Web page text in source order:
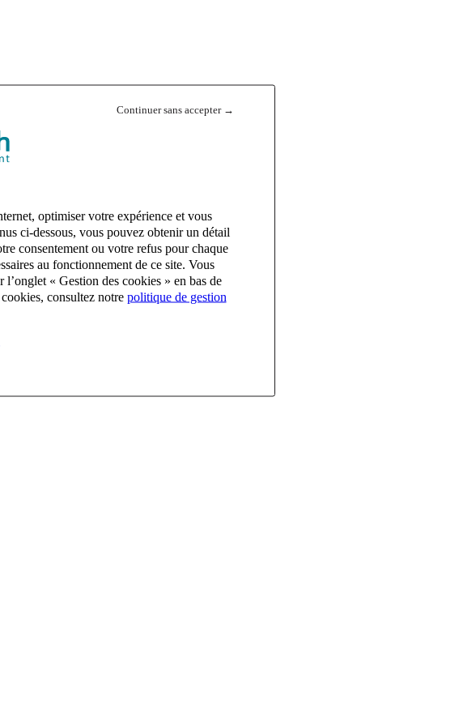
Continuer sans accepter →
optimiser votre expérience et vous
ci-dessous, vous pouvez obtenir un détail
consentement ou votre refus pour chaque
au fonctionnement de ce site. Vous
« Gestion des cookies » en bas de
consultez notre politique de gestion